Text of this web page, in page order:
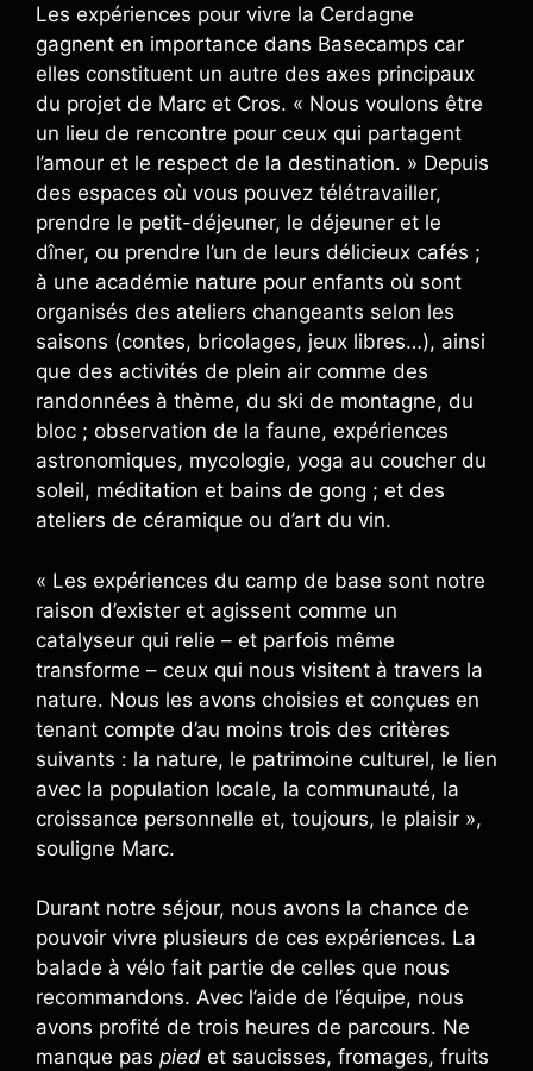
Les expériences pour vivre la Cerdagne
gagnent en importance dans Basecamps car
elles constituent un autre des axes principaux
du projet de Marc et Cros. « Nous voulons être
un lieu de rencontre pour ceux qui partagent
l’amour et le respect de la destination. » Depuis
des espaces où vous pouvez télétravailler,
prendre le petit-déjeuner, le déjeuner et le
dîner, ou prendre l’un de leurs délicieux cafés ;
à une académie nature pour enfants où sont
organisés des ateliers changeants selon les
saisons (contes, bricolages, jeux libres…), ainsi
que des activités de plein air comme des
randonnées à thème, du ski de montagne, du
bloc ; observation de la faune, expériences
astronomiques, mycologie, yoga au coucher du
soleil, méditation et bains de gong ; et des
ateliers de céramique ou d’art du vin.
« Les expériences du camp de base sont notre
raison d’exister et agissent comme un
catalyseur qui relie – et parfois même
transforme – ceux qui nous visitent à travers la
nature. Nous les avons choisies et conçues en
tenant compte d’au moins trois des critères
suivants : la nature, le patrimoine culturel, le lien
avec la population locale, la communauté, la
croissance personnelle et, toujours, le plaisir »,
souligne Marc.
Durant notre séjour, nous avons la chance de
pouvoir vivre plusieurs de ces expériences. La
balade à vélo fait partie de celles que nous
recommandons. Avec l’aide de l’équipe, nous
avons profité de trois heures de parcours. Ne
manque pas pied et saucisses, fromages, fruits